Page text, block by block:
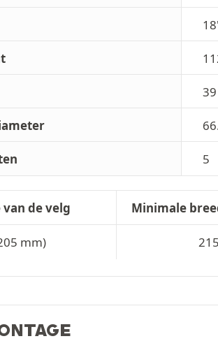
5
de velg
mm)
Minimale